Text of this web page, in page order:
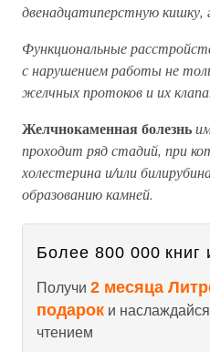
двенадцатиперстную кишку,
Функциональные
с нарушением работы не
желчных протоков и их
Желчнокаменная болезнь
проходит ряд стадий, при
холестерина и/или
образованию камней.
Более 800 000 книг
Получи 2 месяца
подарок и
чтением